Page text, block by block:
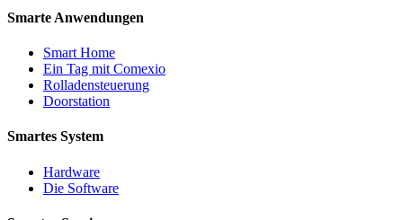
Smarte Anwendungen
Smart Home
Ein Tag mit Comexio
Rolladensteuerung
Doorstation
Smartes System
Hardware
Die Software